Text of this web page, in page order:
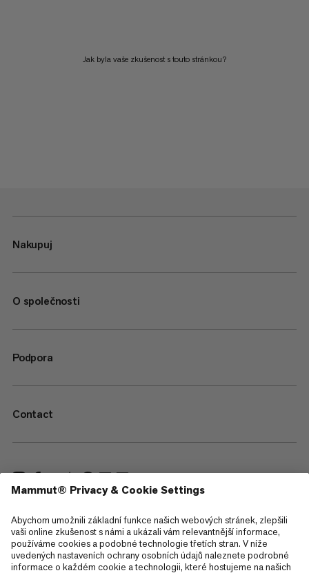
Jak byla vaše zkušenost s touto stránkou?
Nakupuj
O společnosti
Podpora
Contact
—